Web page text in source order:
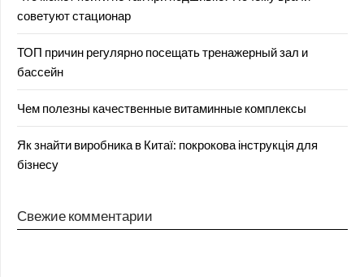
советуют стационар
ТОП причин регулярно посещать тренажерный зал и
бассейн
Чем полезны качественные витаминные комплексы
Як знайти виробника в Китаї: покрокова інструкція для
бізнесу
Свежие комментарии